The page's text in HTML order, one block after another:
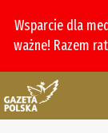
Wsparcie dla
ważne! Razem